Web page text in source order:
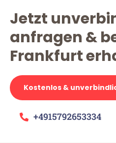
Jetzt
anfragen &
Frankfurt
Kostenlos &
+4915792653334